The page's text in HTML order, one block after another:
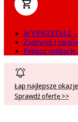
WYPRZEDAŻ -
Zadzwoń i
Pobierz aplikację
Łap najlepsze
Sprawdź ofertę >>